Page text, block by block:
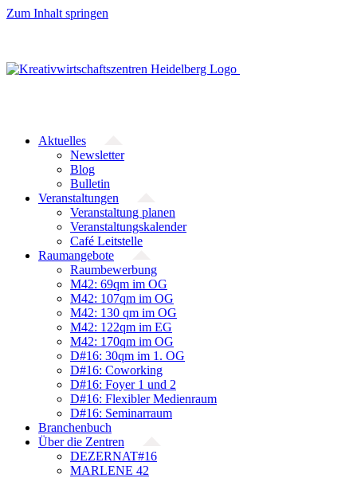
Zum Inhalt springen
Aktuelles
Newsletter
Blog
Bulletin
Veranstaltungen
Veranstaltung planen
Veranstaltungskalender
Café Leitstelle
Raumangebote
Raumbewerbung
M42: 69qm im OG
M42: 107qm im OG
M42: 130 qm im OG
M42: 122qm im EG
M42: 170qm im OG
D#16: 30qm im 1. OG
D#16: Coworking
D#16: Foyer 1 und 2
D#16: Flexibler Medienraum
D#16: Seminarraum
Branchenbuch
Über die Zentren
DEZERNAT#16
MARLENE 42